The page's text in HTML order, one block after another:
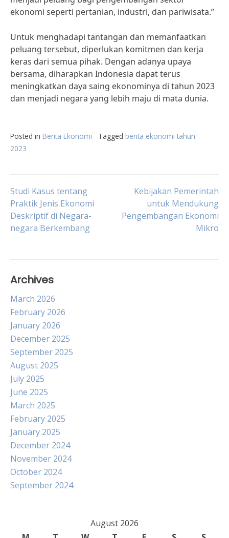
ekonomi seperti pertanian, industri, dan pariwisata.”
Untuk menghadapi tantangan dan memanfaatkan
peluang tersebut, diperlukan komitmen dan kerja
keras dari semua pihak. Dengan adanya upaya
bersama, diharapkan Indonesia dapat terus
meningkatkan daya saing ekonominya di tahun 2023
dan menjadi negara yang lebih maju di mata dunia.
Posted in Berita Ekonomi Tagged berita ekonomi tahun
2023
Post
navigation
Studi Kasus tentang
Praktik Jenis Ekonomi
Deskriptif di Negara-
negara Berkembang
Kebijakan Pemerintah
untuk Mendukung
Pengembangan Ekonomi
Mikro
Archives
March 2026
February 2026
January 2026
December 2025
September 2025
August 2025
July 2025
June 2025
March 2025
February 2025
January 2025
December 2024
November 2024
October 2024
September 2024
August 2026